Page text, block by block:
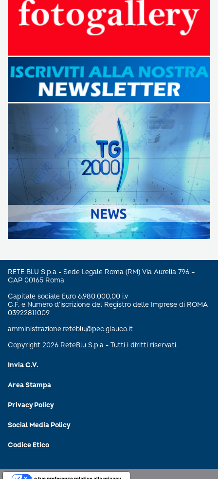
RETE BLU S.p.a - Sede Legale Roma (RM) Via Aurelia 796 –
CAP 00165 Roma
Capitale sociale Euro 6.980.000,00 i.v
C.F. e Numero d’iscrizione del Registro delle Imprese di ROMA
03922811009
amministrazione.reteblu@pec.glauco.it
Copyright 2026 ReteBlu S.p.a - Tutti i diritti riservati.
Invia C.V.
Area Stampa
Privacy Policy
Social Media Policy
Codice Etico